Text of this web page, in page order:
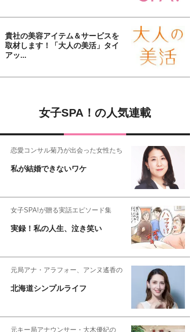
貴社の美容アイテム＆サービスを
取材します！「大人の美活」タイ
アッ...
女子SPA！の人気連載
恋愛コンサル菊乃が出会った女性たち
私が結婚できないワケ
女子SPA!が贈る実話エピソード集
実録！私の人生、泣き笑い
元局アナ・アラフォー、アンヌ遙香の
北海道シンプルライフ
元キー局アナウンサー・大木優紀の